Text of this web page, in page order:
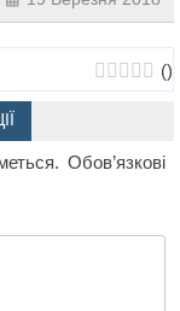
()
Обов’язкові